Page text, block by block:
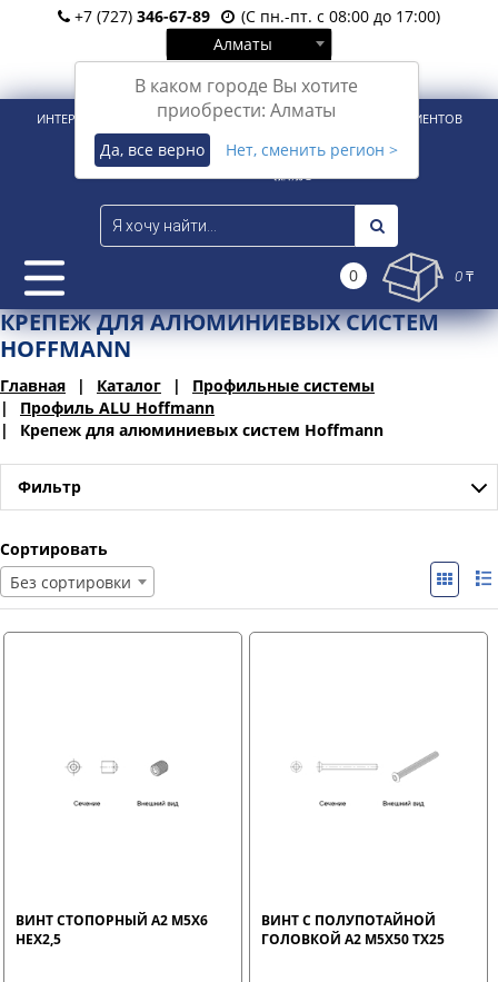
+7 (727) 346-67-89
(С пн.-пт. с 08:00 до 17:00)
Алматы
В каком городе Вы хотите
приобрести: Алматы
Да, все верно Нет, сменить регион >
Вход Регистрация
ИНТЕРНЕТ-МАГАЗИН ДЛЯ РОЗНИЧНЫХ И КОРПОРАТИВНЫХ КЛИЕНТОВ
0 0 ₸
КРЕПЕЖ ДЛЯ АЛЮМИНИЕВЫХ СИСТЕМ
HOFFMANN
Главная Каталог
Профильные системы
Профиль ALU Hoffmann
Крепеж для алюминиевых систем Hoffmann
Фильтр
Сортировать
Без сортировки
ВИНТ CТОПОРНЫЙ A2 M5X6
HEX2,5
ВИНТ С ПОЛУПОТАЙНОЙ
ГОЛОВКОЙ A2 M5X50 TX25